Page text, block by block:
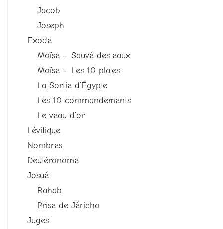
Jacob
Joseph
Exode
Moïse – Sauvé des eaux
Moïse – Les 10 plaies
La Sortie d’Égypte
Les 10 commandements
Le veau d’or
Lévitique
Nombres
Deutéronome
Josué
Rahab
Prise de Jéricho
Juges